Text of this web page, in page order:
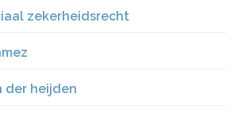
zekerheidsrecht
der heijden